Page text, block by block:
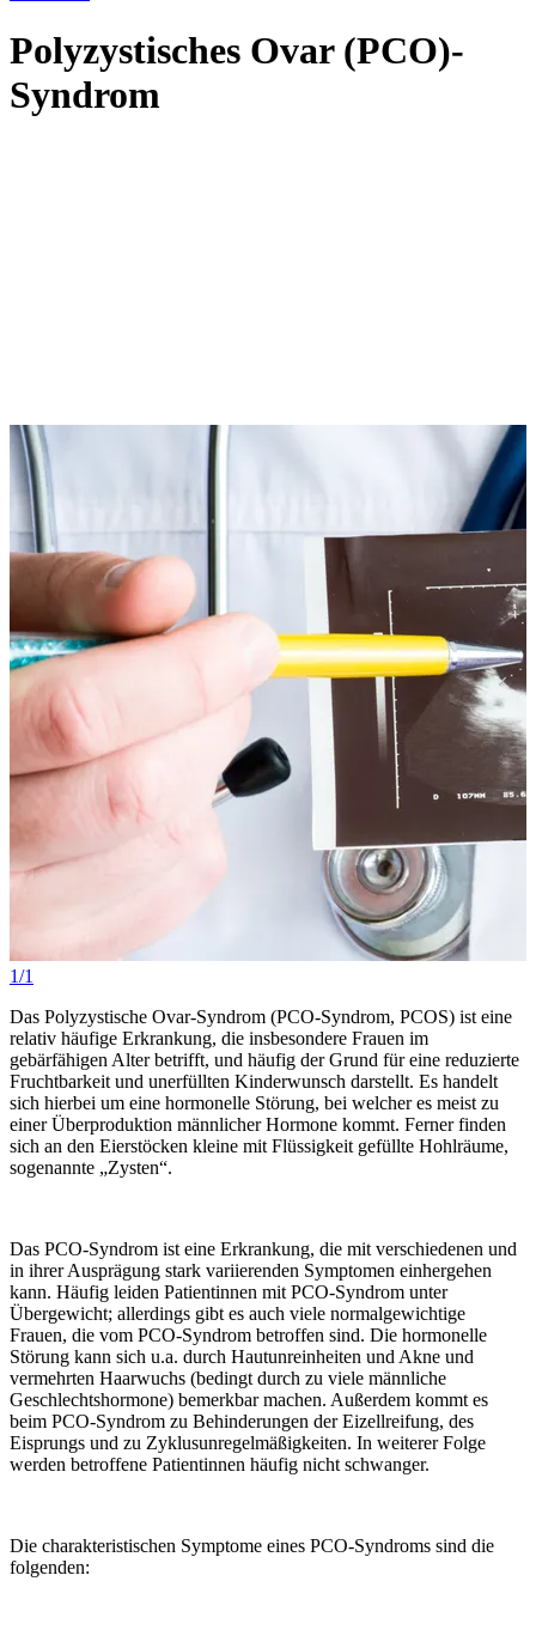
Polyzystisches Ovar (PCO)-
Syndrom
1/1
Das Polyzystische Ovar-Syndrom (PCO-Syndrom, PCOS) ist eine
relativ häufige Erkrankung, die insbesondere Frauen im
gebärfähigen Alter betrifft, und häufig der Grund für eine reduzierte
Fruchtbarkeit und unerfüllten Kinderwunsch darstellt. Es handelt
sich hierbei um eine hormonelle Störung, bei welcher es meist zu
einer Überproduktion männlicher Hormone kommt. Ferner finden
sich an den Eierstöcken kleine mit Flüssigkeit gefüllte Hohlräume,
sogenannte „Zysten“.
Das PCO-Syndrom ist eine Erkrankung, die mit verschiedenen und
in ihrer Ausprägung stark variierenden Symptomen einhergehen
kann. Häufig leiden Patientinnen mit PCO-Syndrom unter
Übergewicht; allerdings gibt es auch viele normalgewichtige
Frauen, die vom PCO-Syndrom betroffen sind. Die hormonelle
Störung kann sich u.a. durch Hautunreinheiten und Akne und
vermehrten Haarwuchs (bedingt durch zu viele männliche
Geschlechtshormone) bemerkbar machen. Außerdem kommt es
beim PCO-Syndrom zu Behinderungen der Eizellreifung, des
Eisprungs und zu Zyklusunregelmäßigkeiten. In weiterer Folge
werden betroffene Patientinnen häufig nicht schwanger.
Die charakteristischen Symptome eines PCO-Syndroms sind die
folgenden: